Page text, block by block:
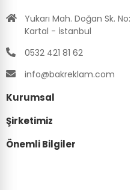
Yukarı Mah. Doğan Sk.
Kartal - İstanbul
0532 421 81 62
info@bakreklam.com
Kurumsal
Şirketimiz
Önemli Bilgiler